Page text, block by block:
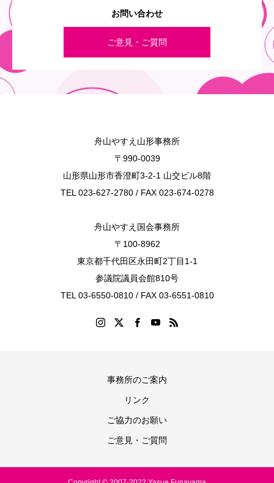
お問い合わせ
ご意見・ご質問
舟山やすえ山形事務所
〒990-0039
山形県山形市香澄町3-2-1 山交ビル8階
TEL 023-627-2780 / FAX 023-674-0278
舟山やすえ国会事務所
〒100-8962
東京都千代田区永田町2丁目1-1
参議院議員会館810号
TEL 03-6550-0810 / FAX 03-6551-0810
事務所のご案内
リンク
ご協力のお願い
ご意見・ご質問